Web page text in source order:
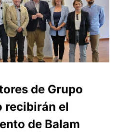
de Grupo
recibirán el
de Balam